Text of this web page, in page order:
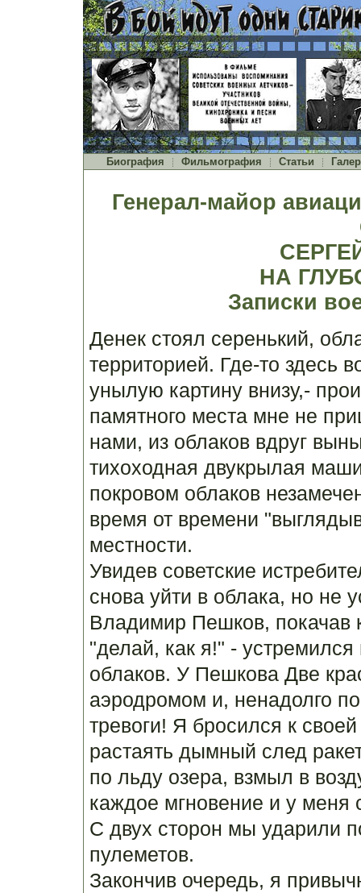
Биография Фильмография Статьи
Генерал-майор
НА
Записки
Денек стоял серенький,
территорией. Где-то здесь
унылую картину внизу,-
памятного места мне не
нами, из облаков вдруг
тихоходная двукрылая
покровом облаков
время от времени
местности.
Увидев советские
снова уйти в облака, но не
Владимир Пешков, покачав
"делай, как я!" - устремился
облаков. У Пешкова Две
аэродромом и, ненадолго
тревоги! Я бросился к
растаять дымный след
по льду озера, взмыл в
каждое мгновение и у меня
С двух сторон мы ударили
пулеметов.
Закончив очередь, я